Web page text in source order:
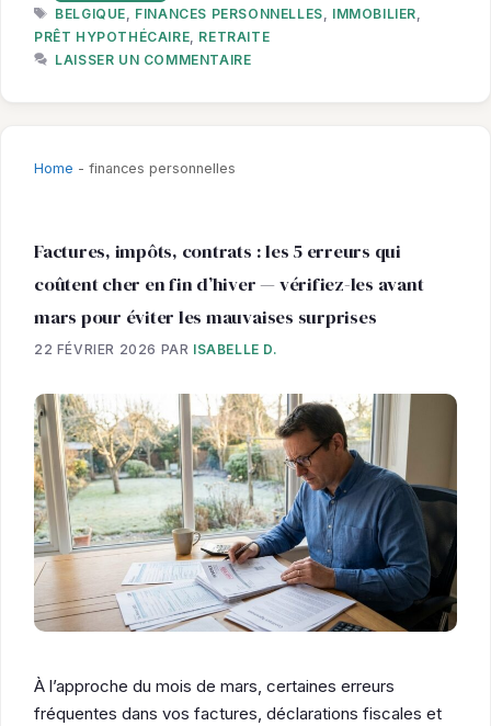
ÉTIQUETTES
BELGIQUE FINANCES PERSONNELLES IMMOBILIER
PRÊT HYPOTHÉCAIRE RETRAITE
LAISSER UN COMMENTAIRE
Home - finances personnelles
Factures, impôts, contrats : les 5 erreurs qui
coûtent cher en fin d’hiver — vérifiez-les avant
mars pour éviter les mauvaises surprises
22 FÉVRIER 2026 PAR ISABELLE D.
À l’approche du mois de mars, certaines erreurs
fréquentes dans vos factures, déclarations fiscales et